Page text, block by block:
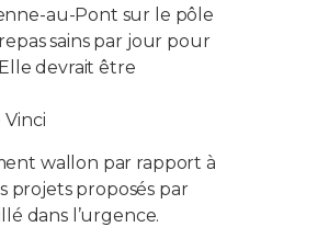
au-Pont sur le pôle
sains par jour pour
devrait être
wallon par rapport à
projets proposés par
dans l’urgence.